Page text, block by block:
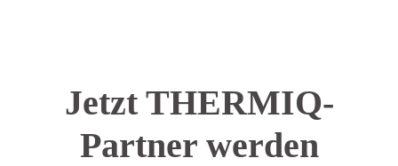
Jetzt THERMIQ-
Partner werden